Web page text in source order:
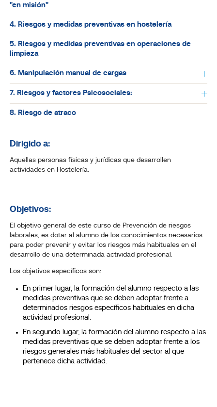
"en misión"
4. Riesgos y medidas preventivas en hostelería
5. Riesgos y medidas preventivas en operaciones de
limpieza
6. Manipulación manual de cargas
7. Riesgos y factores Psicosociales:
8. Riesgo de atraco
Dirigido a:
Aquellas personas físicas y jurídicas que desarrollen
actividades en Hostelería.
Objetivos:
El objetivo general de este curso de Prevención de riesgos
laborales, es dotar al alumno de los conocimientos necesarios
para poder prevenir y evitar los riesgos más habituales en el
desarrollo de una determinada actividad profesional.
Los objetivos específicos son:
En primer lugar, la formación del alumno respecto a las
medidas preventivas que se deben adoptar frente a
determinados riesgos específicos habituales en dicha
actividad profesional.
En segundo lugar, la formación del alumno respecto a las
medidas preventivas que se deben adoptar frente a los
riesgos generales más habituales del sector al que
pertenece dicha actividad.